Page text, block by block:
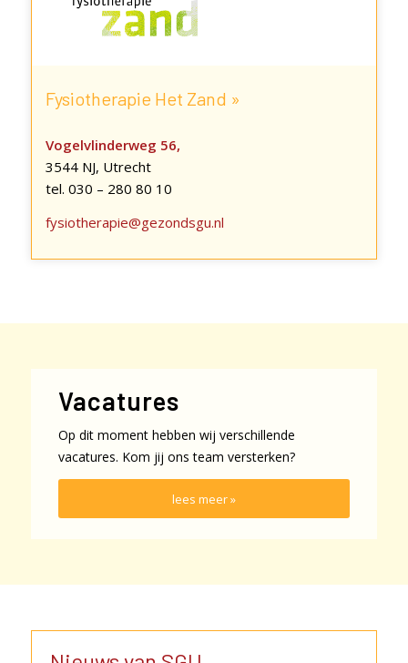
Fysiotherapie Het Zand »
Vogelvlinderweg 56,
3544 NJ, Utrecht
tel. 030 – 280 80 10
fysiotherapie@gezondsgu.nl
Vacatures
Op dit moment hebben wij verschillende
vacatures. Kom jij ons team versterken?
lees meer »